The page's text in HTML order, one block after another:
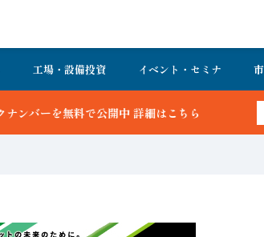
工場・設備投資 イベント・セミナ